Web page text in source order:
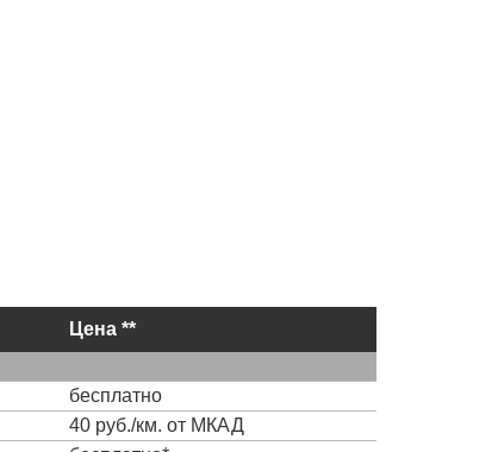
Цена **
бесплатно
40 руб./км. от МКАД